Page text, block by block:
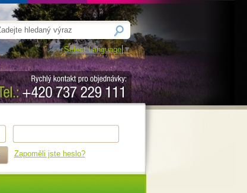
Select Language ▼
Zapoměli jste heslo?